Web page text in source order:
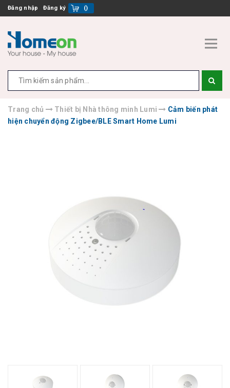
Đăng nhập Đăng ký ()
Trang chủ Thiết bị Nhà thông minh Lumi
Cảm biến phát
hiện chuyển động Zigbee/BLE Smart Home Lumi